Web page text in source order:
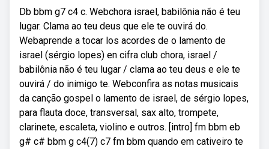
Db bbm g7 c4 c. Webchora israel, babilônia não é teu
lugar. Clama ao teu deus que ele te ouvirá do.
Webaprende a tocar los acordes de o lamento de
israel (sérgio lopes) en cifra club chora, israel /
babilônia não é teu lugar / clama ao teu deus e ele te
ouvirá / do inimigo te. Webconfira as notas musicais
da canção gospel o lamento de israel, de sérgio lopes,
para flauta doce, transversal, sax alto, trompete,
clarinete, escaleta, violino e outros. [intro] fm bbm eb
g# c# bbm g c4(7) c7 fm bbm quando em cativeiro te